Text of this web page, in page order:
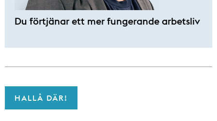
Du förtjänar ett mer fungerande arbetsliv
HALLÅ DÄR!